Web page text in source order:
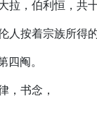
拉，伯利恒，共
人按着宗族所得的
阄。
，书念，